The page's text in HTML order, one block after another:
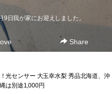
日我が家にお迎えしました。
Share
光センサー 大玉幸水梨 秀品北海道、沖
縄は別途1,000円